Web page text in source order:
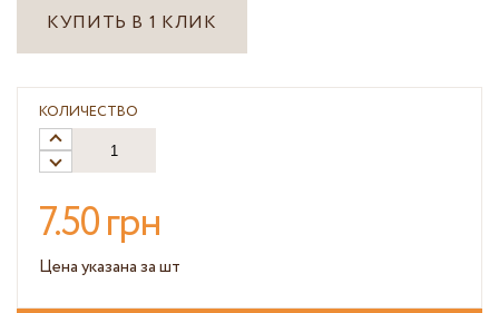
КУПИТЬ В 1 КЛИК
КОЛИЧЕСТВО
7.50 грн
Цена указана за шт